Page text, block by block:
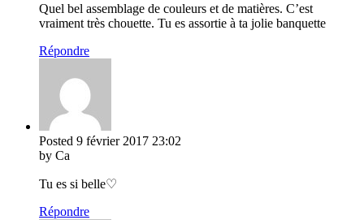
Quel bel assemblage de couleurs et de matières. C’est
vraiment très chouette. Tu es assortie à ta jolie banquette
Répondre
Posted 9 février 2017 23:02
by Ca
Tu es si belle♡
Répondre